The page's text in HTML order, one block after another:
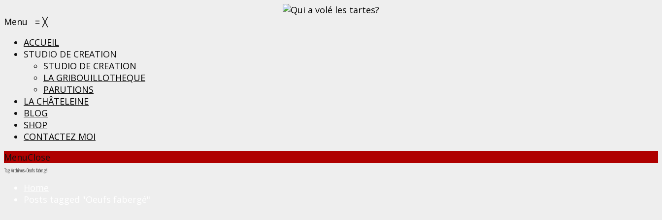
Menu ≡ ╳
ACCUEIL
STUDIO DE CREATION
STUDIO DE CREATION
LA GRIBOUILLOTHEQUE
PARUTIONS
LA CHÂTELEINE
BLOG
SHOP
CONTACTEZ MOI
MenuClose
Tag Archives: Oeufs fabergé